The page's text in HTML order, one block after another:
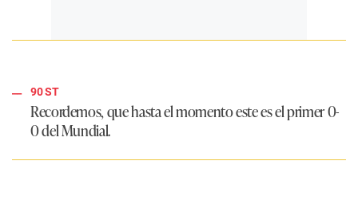
90 ST
Recordemos, que hasta el momento este es el primer 0-
0 del Mundial.